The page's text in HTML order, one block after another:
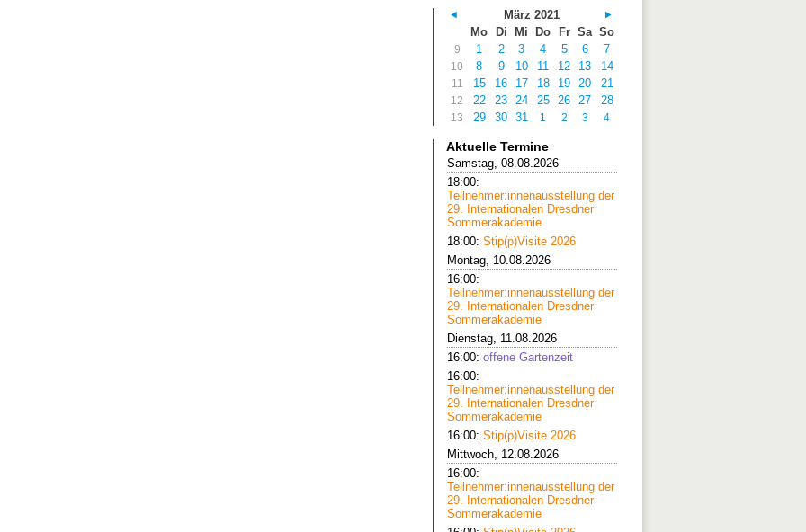
März 2021
Mo
Di Mi Do Fr Sa So
9 1 2 3 4 5 6 7
10 8 9 10 11 12 13 14
11 15 16 17 18 19 20 21
12 22 23 24 25 26 27 28
13 29 30 31 1 2 3 4
Aktuelle Termine
Samstag, 08.08.2026
18:00:
Teilnehmer:innenausstellung der
29. Internationalen Dresdner
Sommerakademie
18:00: Stip(p)Visite 2026
Montag, 10.08.2026
16:00:
Teilnehmer:innenausstellung der
29. Internationalen Dresdner
Sommerakademie
Dienstag, 11.08.2026
16:00: offene Gartenzeit
16:00:
Teilnehmer:innenausstellung der
29. Internationalen Dresdner
Sommerakademie
16:00: Stip(p)Visite 2026
Mittwoch, 12.08.2026
16:00:
Teilnehmer:innenausstellung der
29. Internationalen Dresdner
Sommerakademie